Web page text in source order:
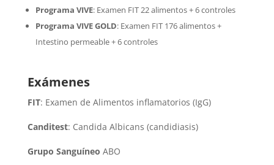
Programa VIVE: Examen FIT 22 alimentos + 6 controles
Programa VIVE GOLD: Examen FIT 176 alimentos +
Intestino permeable + 6 controles
Exámenes
FIT: Examen de Alimentos inflamatorios (IgG)
Canditest: Candida Albicans (candidiasis)
Grupo Sanguíneo ABO